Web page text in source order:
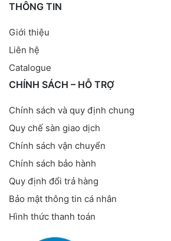
THÔNG TIN
Giới thiệu
Liên hệ
Catalogue
CHÍNH SÁCH – HỖ TRỢ
Chính sách và quy định chung
Quy chế sàn giao dịch
Chính sách vận chuyển
Chính sách bảo hành
Quy định đổi trả hàng
Bảo mật thông tin cá nhân
Hình thức thanh toán